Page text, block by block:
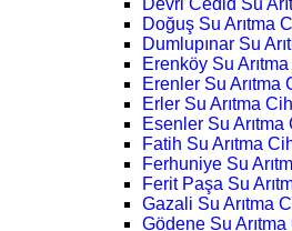
Devri Cedid Su
Doğuş Su Arıtma
Dumlupınar Su
Erenköy Su Arıtma
Erenler Su Arıtma
Erler Su Arıtma
Esenler Su Arıtma
Fatih Su Arıtma
Ferhuniye Su
Ferit Paşa Su
Gazali Su Arıtma
Gödene Su Arıtma